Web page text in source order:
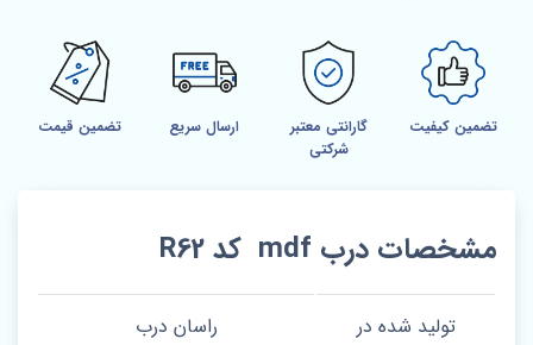
تضمین کیفیت
گارانتی معتبر
شرکتی
ارسال سریع تضمین قیمت
مشخصات درب mdf کد R62
تولید شده در راسان درب